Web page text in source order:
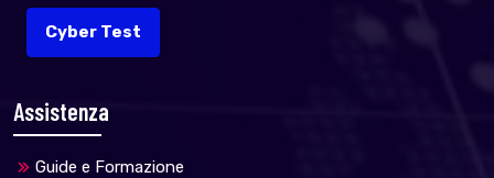
Cyber Test
Assistenza
Guide e Formazione